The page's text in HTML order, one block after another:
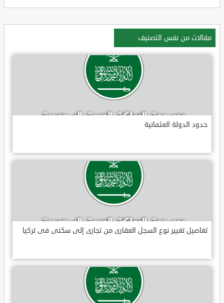
مقالات من نفس التصنيف
حدود الدولة العثمانية
تغاصيل تغيير نوع السجل العقارى من تجارى إلى سكنى فى تركيا